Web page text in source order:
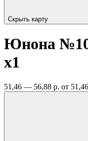
Скрыть карту
Юнона
x1
51,46 — 56,88 р. от